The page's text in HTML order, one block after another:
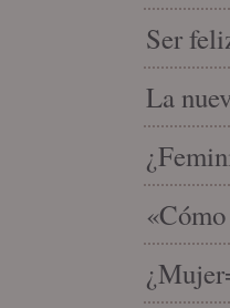
Ser
La